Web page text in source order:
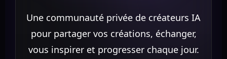
Une communauté privée de créateurs IA
pour partager vos créations, échanger,
vous inspirer et progresser chaque jour.